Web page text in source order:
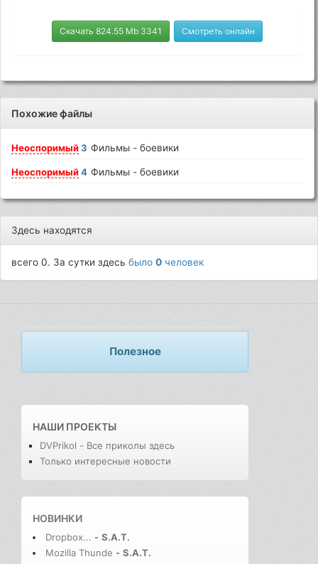
Скачать 824.55 Mb 3341 Смотреть онлайн
Похожие файлы
Неоспоримый3 Фильмы - боевики
Неоспоримый4 Фильмы - боевики
Здесь находятся
всего 0. За сутки здесьбыло0 человек
Полезное
НАШИ ПРОЕКТЫ
DVPrikol - Все приколы здесь
Только интересные новости
НОВИНКИ
Dropbox... - S.A.T.
Mozilla Thunde - S.A.T.